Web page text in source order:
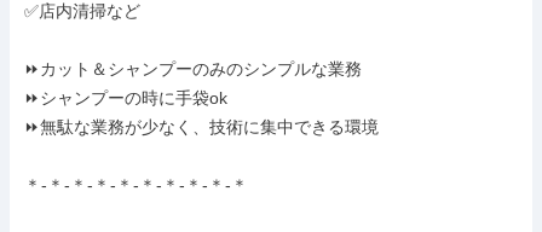
✅店内清掃など
⏩カット＆シャンプーのみのシンプルな業務
⏩シャンプーの時に手袋ok
⏩無駄な業務が少なく、技術に集中できる環境
＊-＊-＊-＊-＊-＊-＊-＊-＊-＊